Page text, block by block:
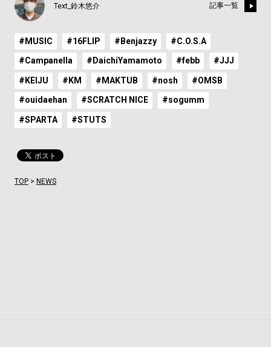
Text_鈴木悠介 記事一覧
#MUSIC #16FLIP #Benjazzy #C.O.S.A
#Campanella #DaichiYamamoto #febb #JJJ
#KEIJU #KM #MAKTUB #nosh #OMSB
#ouidaehan #SCRATCH NICE #sogumm
#SPARTA #STUTS
TOP> NEWS